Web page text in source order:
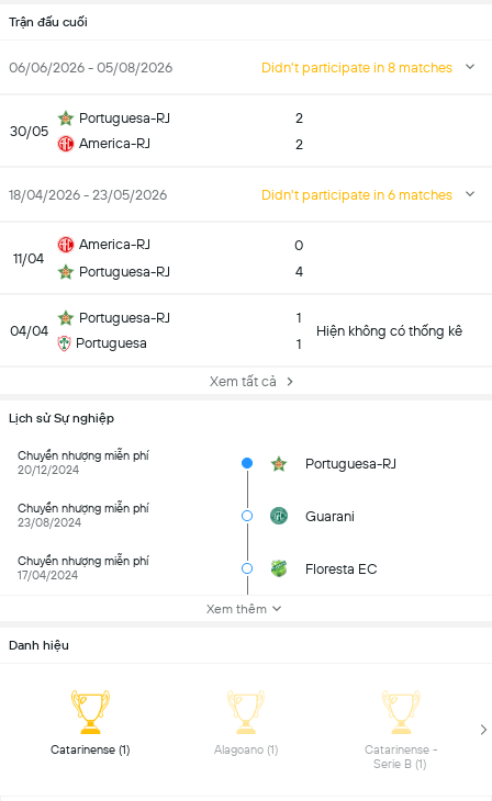
Trận đấu cuối
06/06/2026 - 05/08/2026 Didn't participate in 8 matches
30/05
Portuguesa-RJ
America-RJ
2
2
18/04/2026 - 23/05/2026 Didn't participate in 6 matches
11/04
America-RJ
Portuguesa-RJ
0
4
04/04
Portuguesa-RJ
Portuguesa
1
1
Hiện không có thống kê
Xem tất cả
Lịch sử Sự nghiệp
Chuyển nhượng miễn phí
20/12/2024
Portuguesa-RJ
Chuyển nhượng miễn phí
23/08/2024
Guarani
Chuyển nhượng miễn phí
17/04/2024
Floresta EC
Xem thêm
Danh hiệu
Catarinense -